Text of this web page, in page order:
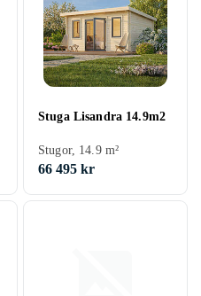
Stuga Lisandra 14.9m2
Stugor, 14.9 m²
66 495 kr